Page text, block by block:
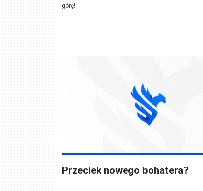
górę!
Przeciek nowego bohatera?